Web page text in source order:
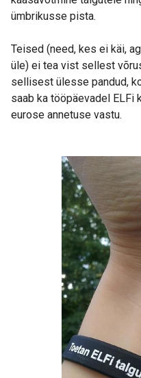
ümbrikusse pista.
Teised (need, kes ei käi,
üle) ei tea vist sellest
sellisest ülesse pandud,
saab ka tööpäevadel ELFi
eurose annetuse vastu.